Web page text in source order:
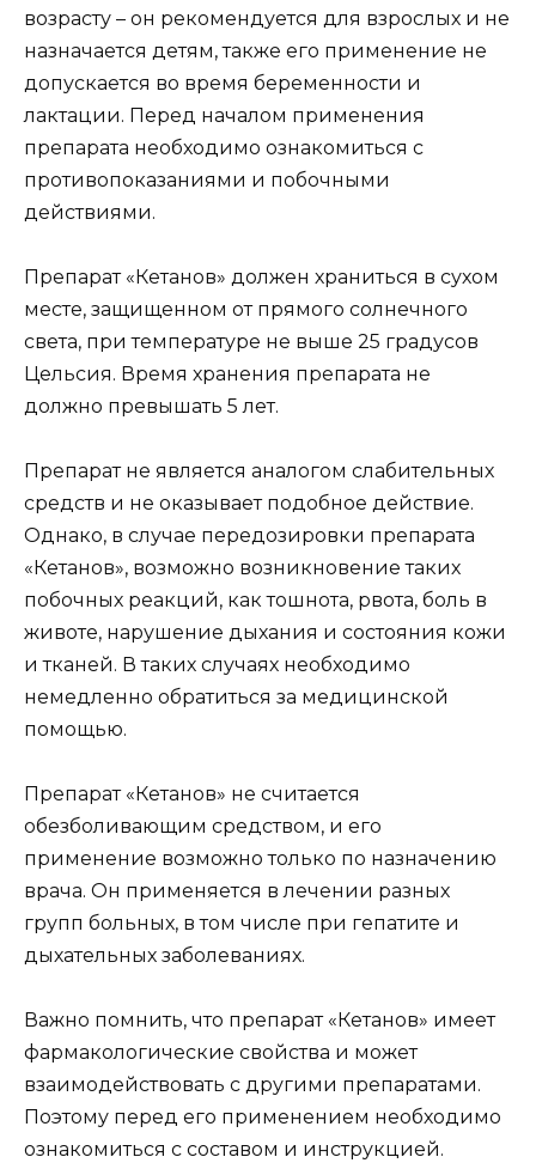
возрасту – он рекомендуется для взрослых и не
назначается детям, также его применение не
допускается во время беременности и
лактации. Перед началом применения
препарата необходимо ознакомиться с
противопоказаниями и побочными
действиями.
Препарат «Кетанов» должен храниться в сухом
месте, защищенном от прямого солнечного
света, при температуре не выше 25 градусов
Цельсия. Время хранения препарата не
должно превышать 5 лет.
Препарат не является аналогом слабительных
средств и не оказывает подобное действие.
Однако, в случае передозировки препарата
«Кетанов», возможно возникновение таких
побочных реакций, как тошнота, рвота, боль в
животе, нарушение дыхания и состояния кожи
и тканей. В таких случаях необходимо
немедленно обратиться за медицинской
помощью.
Препарат «Кетанов» не считается
обезболивающим средством, и его
применение возможно только по назначению
врача. Он применяется в лечении разных
групп больных, в том числе при гепатите и
дыхательных заболеваниях.
Важно помнить, что препарат «Кетанов» имеет
фармакологические свойства и может
взаимодействовать с другими препаратами.
Поэтому перед его применением необходимо
ознакомиться с составом и инструкцией.